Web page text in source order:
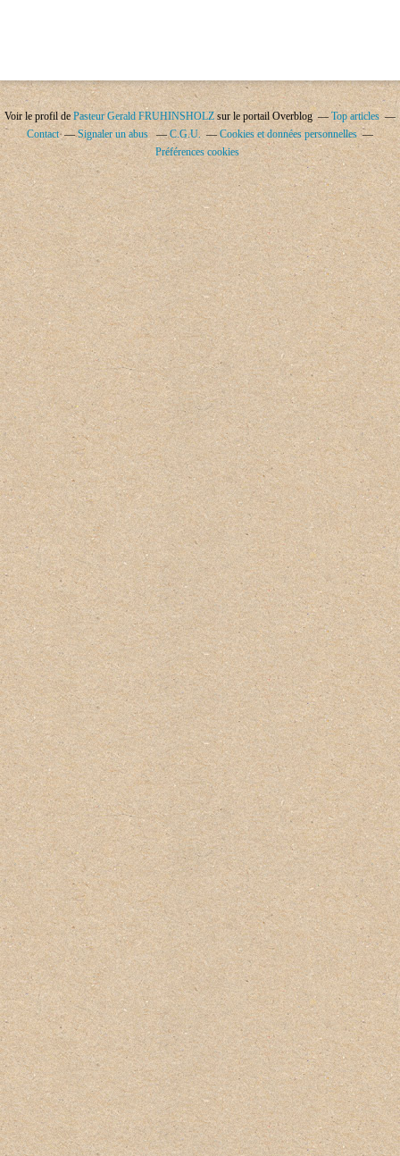
Voir le profil de Pasteur Gerald FRUHINSHOLZ sur le portail Overblog
Top articles
Contact
Signaler un abus C.G.U.
Cookies et données personnelles
Préférences cookies